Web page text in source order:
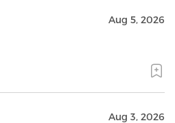
Aug 5, 2026
Aug 3, 2026